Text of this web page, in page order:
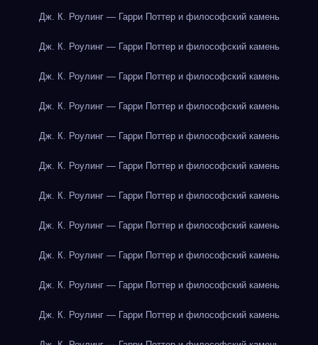
Дж. К. Роулинг — Гарри Поттер и философский камень
Дж. К. Роулинг — Гарри Поттер и философский камень
Дж. К. Роулинг — Гарри Поттер и философский камень
Дж. К. Роулинг — Гарри Поттер и философский камень
Дж. К. Роулинг — Гарри Поттер и философский камень
Дж. К. Роулинг — Гарри Поттер и философский камень
Дж. К. Роулинг — Гарри Поттер и философский камень
Дж. К. Роулинг — Гарри Поттер и философский камень
Дж. К. Роулинг — Гарри Поттер и философский камень
Дж. К. Роулинг — Гарри Поттер и философский камень
Дж. К. Роулинг — Гарри Поттер и философский камень